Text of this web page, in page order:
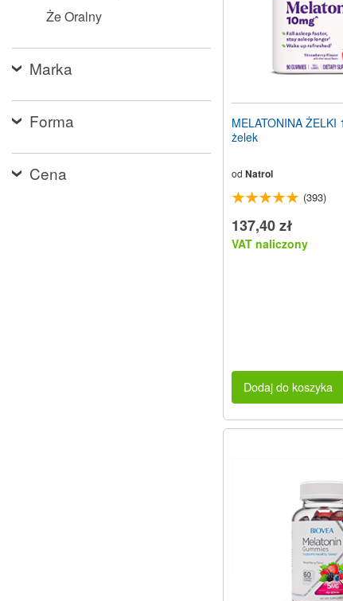
Że Oralny
Marka
Forma
Cena
MELATONINA ŻELKI
żelek
od Natrol
(393)
137,40 zł
VAT naliczony
Dodaj do koszyka